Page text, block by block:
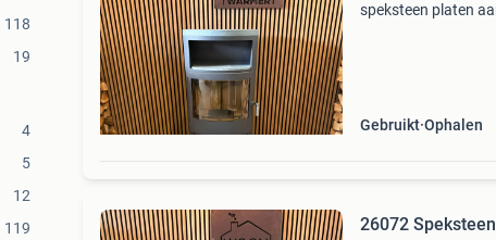
118
19
4
5
12
119
speksteen platen
Gebruikt Ophalen
26072